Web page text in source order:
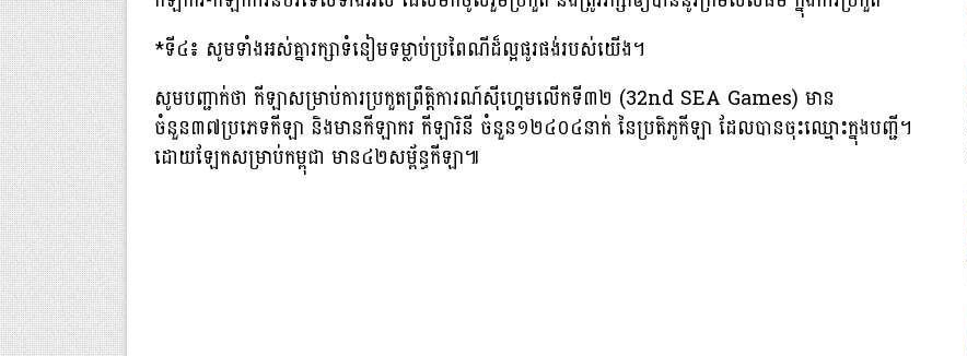
*ទី៤៖ សូមទាំងអស់គ្នារក្សាទំនៀមទម្លាប់ប្រពៃណីដ៏ល្អផូរផង់របស់យើង។
សូមបញ្ជាក់ថា កីឡាសម្រាប់ការប្រកួតព្រឹត្តិការណ៍ស៊ីហ្គេមលើកទី៣២ (32nd SEA Games) មាន
ចំនួន៣៧ប្រភេទកីឡា និងមានកីឡាករ កីឡារិនី ចំនួន១២៤០៤នាក់ នៃប្រតិភូកីឡា ដែលបានចុះឈ្មោះក្នុងបញ្ជី។
ដោយឡែកសម្រាប់កម្ពុជា មាន៤២សម្ព័ន្ធកីឡា៕